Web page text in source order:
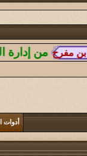
من إدارة
أدوات